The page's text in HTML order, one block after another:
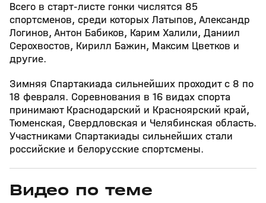
Всего в старт‑листе гонки числятся 85
спортсменов, среди которых Латыпов, Александр
Логинов, Антон Бабиков, Карим Халили, Даниил
Серохвостов, Кирилл Бажин, Максим Цветков и
другие.
Зимняя Спартакиада сильнейших проходит с 8 по
18 февраля. Соревнования в 16 видах спорта
принимают Краснодарский и Красноярский край,
Тюменская, Свердловская и Челябинская область.
Участниками Спартакиады сильнейших стали
российские и белорусские спортсмены.
Видео по теме
15 апр, 13:09